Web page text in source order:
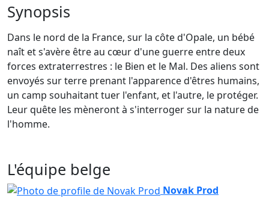
Synopsis
Dans le nord de la France, sur la côte d'Opale, un bébé
naît et s'avère être au cœur d'une guerre entre deux
forces extraterrestres : le Bien et le Mal. Des aliens sont
envoyés sur terre prenant l'apparence d'êtres humains,
un camp souhaitant tuer l'enfant, et l'autre, le protéger.
Leur quête les mèneront à s'interroger sur la nature de
l'homme.
L'équipe belge
Novak Prod